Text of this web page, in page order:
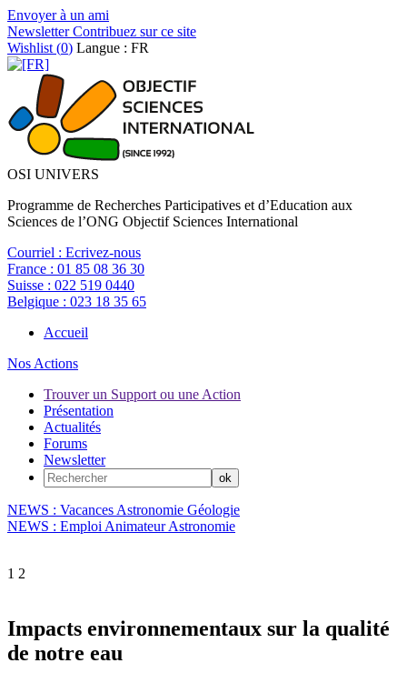
Envoyer à un ami
NewsletterContribuez sur ce site
Wishlist (0) Langue : FR
OSI UNIVERS
Programme de Recherches Participatives et d’Education aux
Sciences de l’ONG Objectif Sciences International
Courriel : Ecrivez-nous
France : 01 85 08 36 30
Suisse : 022 519 0440
Belgique : 023 18 35 65
Accueil
Nos Actions
Trouver un Support ou une Action
Présentation
Actualités
Forums
Newsletter
NEWS : Vacances Astronomie Géologie
NEWS : Emploi Animateur Astronomie
1 2
Impacts environnementaux sur la qualité
de notre eau